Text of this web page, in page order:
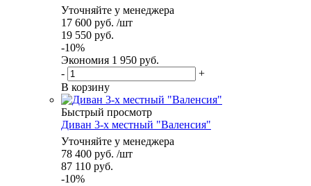
Уточняйте у менеджера
17 600 руб. /шт
19 550 руб.
-10%
Экономия 1 950 руб.
-
+
В корзину
Быстрый просмотр
Диван 3-х местный "Валенсия"
Уточняйте у менеджера
78 400 руб. /шт
87 110 руб.
-10%